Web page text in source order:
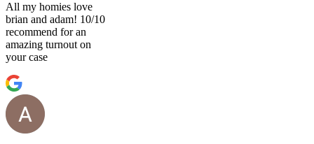
All my homies love
brian and adam! 10/10
recommend for an
amazing turnout on
your case